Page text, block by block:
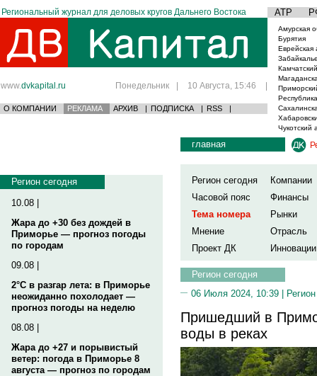
Региональный журнал для деловых кругов Дальнего Востока АТР
www.dvkapital.ru Понедельник | 10 Августа, 15:46 |
О КОМПАНИИ РЕКЛАМА АРХИВ | ПОДПИСКА | RSS |
Амурская
Бурятия
Еврейская
Чукотский
Регион сегодня
10.08 |
Жара до +30 без дождей в
Приморье — прогноз погоды
по городам
09.08 |
2°C в разгар лета: в Приморье
неожиданно похолодает —
прогноз погоды на неделю
08.08 |
Жара до +27 и порывистый
ветер: погода в Приморье 8
августа — прогноз по городам
главная
Регион сегодня
Компании
Часовой пояс
Финансы
Тема номера
Рынки
Мнение
Отрасль
Проект ДК
Инновации
Регион сегодня
06 Июля 2024, 10:39 |
Пришедший в
воды в реках